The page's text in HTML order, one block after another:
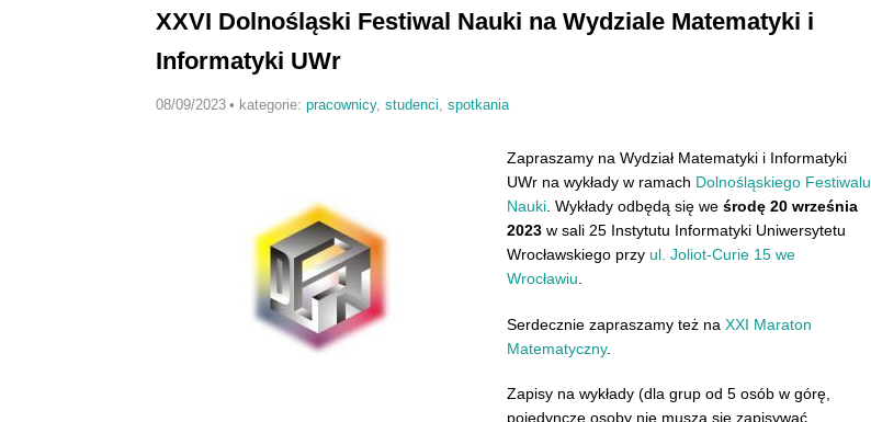
XXVI Dolnośląski Festiwal Nauki na Wydziale Matematyki i
Informatyki UWr
08/09/2023 • kategorie: pracownicy, studenci, spotkania
Zapraszamy na Wydział Matematyki i Informatyki
UWr na wykłady w ramach Dolnośląskiego Festiwalu
Nauki . Wykłady odbędą się we środę 20 września
2023 w sali 25 Instytutu Informatyki Uniwersytetu
Wrocławskiego przy ul. Joliot-Curie 15 we
Wrocławiu
Serdecznie zapraszamy też na XXI Maraton
Matematyczny.
Zapisy na wykłady (dla grup od 5 osób w górę,
pojedyncze osoby nie muszą się zapisywać